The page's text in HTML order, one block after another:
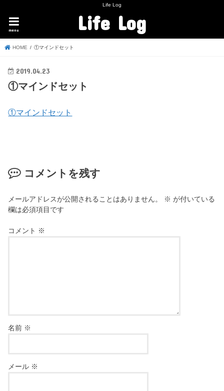
Life Log
Life Log
menu
HOME ①マインドセット
2019.04.23
①マインドセット
①マインドセット
コメントを残す
メールアドレスが公開されることはありません。 ※ が付いている
欄は必須項目です
コメント ※
名前 ※
メール ※